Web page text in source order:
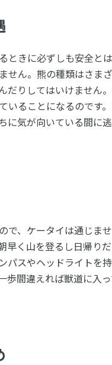
ときに必ずしも安全と
せん。熊の種類はさま
だりしてはいけません
いることになるのです
に気が向いている間に
で、ケータイは通じま
早く山を登るし日帰り
パスやヘッドライトを
歩間違えれば獣道に入